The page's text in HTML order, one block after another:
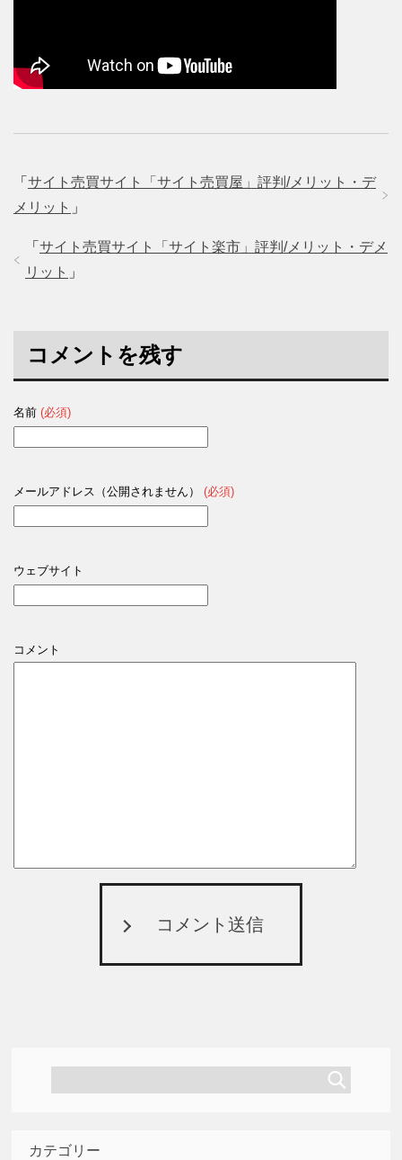
「 サイト売買サイト「サイト売買屋」評判/メリット・デ
メリット 」
「 サイト売買サイト「サイト楽市」評判/メリット・デメ
リット 」
コメントを残す
名前 (必須)
メールアドレス（公開されません） (必須)
ウェブサイト
コメント
コメント送信
カテゴリー